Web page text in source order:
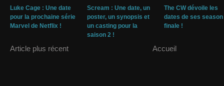
Luke Cage : Une date
pour la prochaine série
Marvel de Netflix !
Scream : Une date, un
poster, un synopsis et
un casting pour la
saison 2 !
The CW dévoile les
dates de ses season
finale !
Article plus récent Accueil